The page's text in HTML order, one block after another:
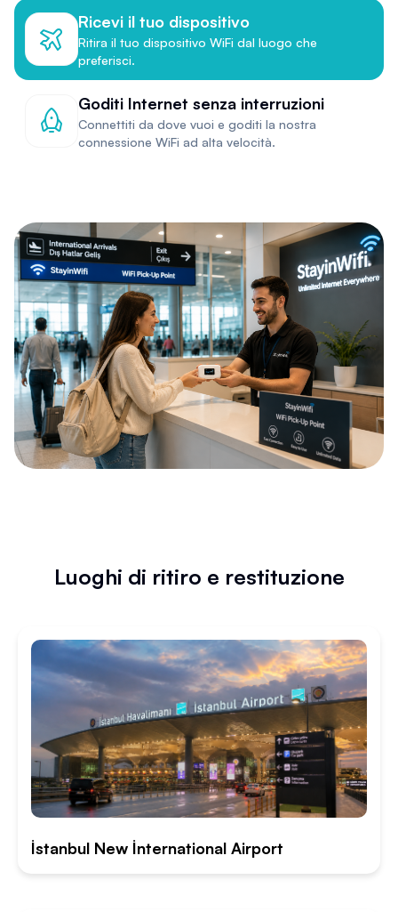
Ricevi il tuo dispositivo
Ritira il tuo dispositivo WiFi dal luogo che
preferisci.
Goditi Internet senza interruzioni
Connettiti da dove vuoi e goditi la nostra
connessione WiFi ad alta velocità.
Luoghi di ritiro e restituzione
İstanbul New İnternational Airport